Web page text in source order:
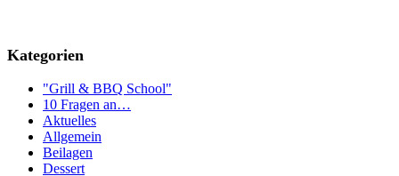
Kategorien
"Grill & BBQ School"
10 Fragen an…
Aktuelles
Allgemein
Beilagen
Dessert